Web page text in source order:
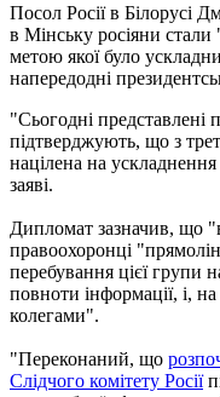
Посол Росії в Білорусі
в Мінську росіяни
метою якої було
напередодні
"Сьогодні представлені
підтверджують, що з
націлена на ускладнення
заяві.
Дипломат зазначив, що
правоохоронці
перебування цієї групи
повноти інформації, і,
колегами".
"Переконаний, що
Слідчого комітету Росії